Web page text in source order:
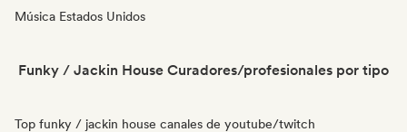
Música Estados Unidos
Funky / Jackin House Curadores/profesionales por tipo
Top funky / jackin house canales de youtube/twitch